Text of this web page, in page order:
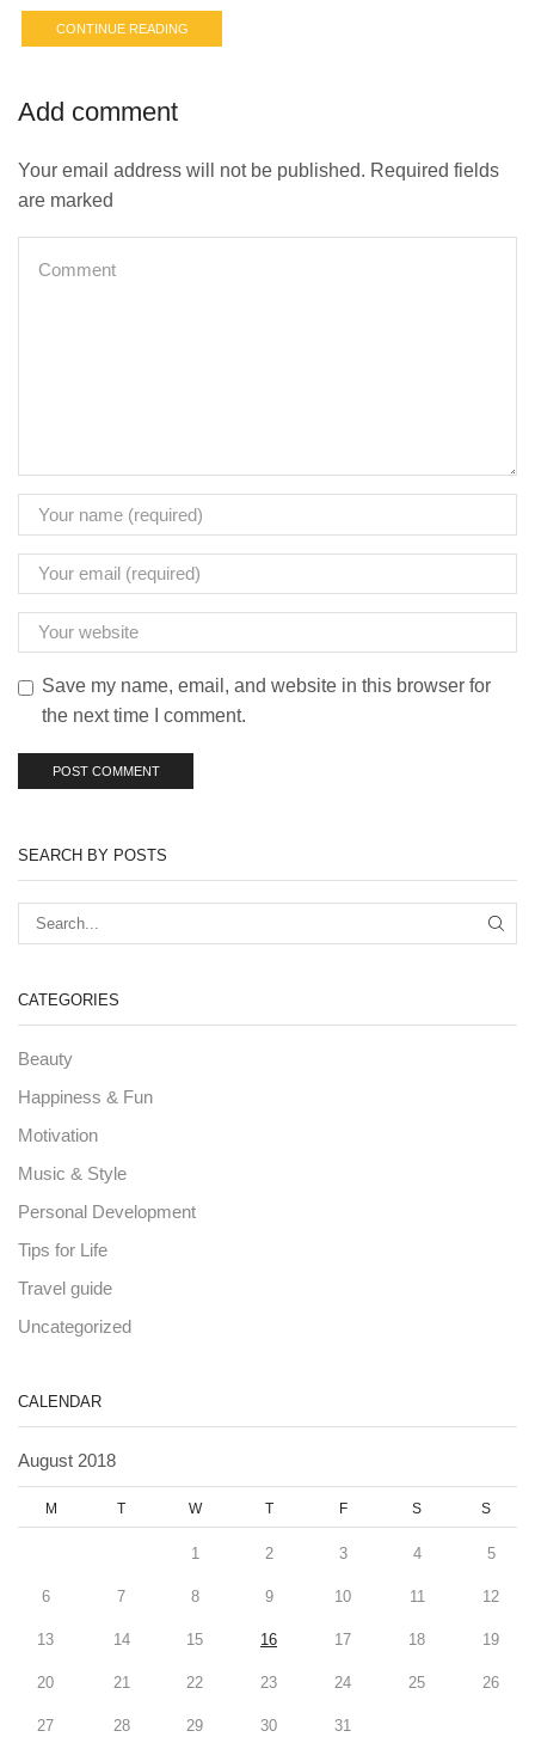
CONTINUE READING
Add comment
Your email address will not be published. Required fields
are marked
Save my name, email, and website in this browser for
the next time I comment.
SEARCH BY POSTS
CATEGORIES
Beauty
Happiness & Fun
Motivation
Music & Style
Personal Development
Tips for Life
Travel guide
Uncategorized
CALENDAR
August 2018
M T W T F S S
1 2 3 4 5
6 7 8 9 10 11 12
13 14 15 16 17 18 19
20 21 22 23 24 25 26
27 28 29 30
31